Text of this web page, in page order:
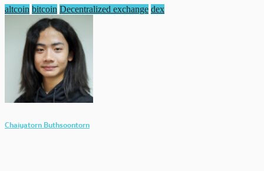
altcoin bitcoin Decentralized exchange dex
Chaiyatorn Buthsoontorn